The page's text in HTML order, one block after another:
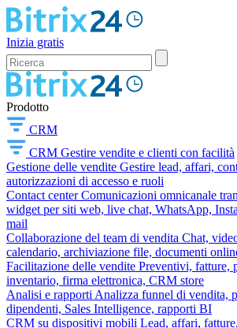
Inizia gratis
Prodotto
CRM
CRM Gestire vendite e clienti con facilità
Gestione delle vendite Gestire lead, affari,
autorizzazioni di accesso e ruoli
Contact center Comunicazioni omnicanale
widget per siti web, live chat, WhatsApp,
mail
Collaborazione del team di vendita Chat,
calendario, archiviazione file, documenti
Facilitazione delle vendite Preventivi, fatture,
inventario, firma elettronica, CRM store
Analisi e rapporti Analizza funnel di vendita,
dipendenti, Sales Intelligence, rapporti BI
CRM su dispositivi mobili Lead, affari,